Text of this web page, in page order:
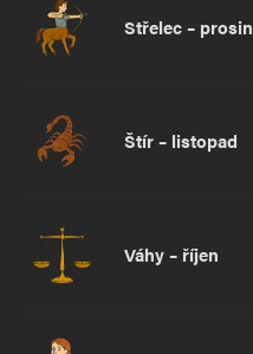
Střelec –
Štír – listopad
Váhy – říjen